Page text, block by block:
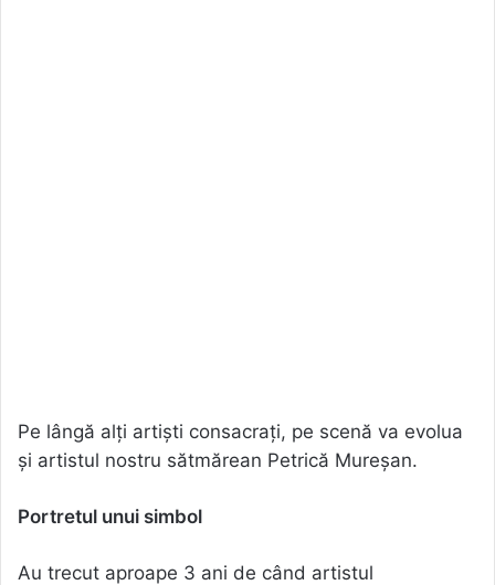
Pe lângă alți artiști consacrați, pe scenă va evolua
și artistul nostru sătmărean Petrică Mureșan.
Portretul unui simbol
Au trecut aproape 3 ani de când artistul